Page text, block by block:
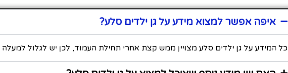
איפה אפשר למצוא מידע על גן ילדים סלע?
כל המידע על גן ילדים סלע מצויין ממש קצת אחרי תחילת העמוד, לכן יש לגלול למעלה